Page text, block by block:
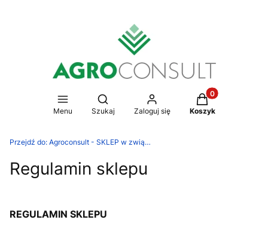
Menu
Otwórz wyszukiwarkę
Szukaj Zaloguj się
Produkty w
Koszyk
Przejdź do: Agroconsult - SKLEP w związku z naturą
Regulamin sklepu
REGULAMIN SKLEPU